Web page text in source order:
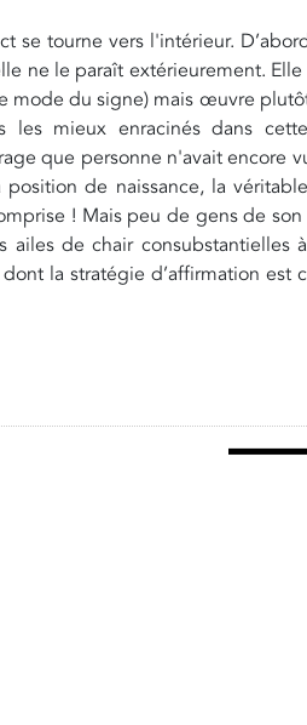
se tourne vers l'intérieur.
ne le paraît extérieurement.
mode du signe) mais œuvre
mieux enracinés dans
que personne n'avait encore
de naissance, la
! Mais peu de gens de
ailes de chair consubstantielles
la stratégie d’affirmation est